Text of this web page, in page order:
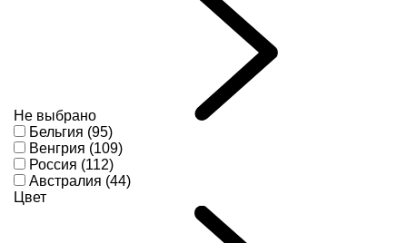
Не выбрано
Бельгия (95)
Венгрия (109)
Россия (112)
Австралия (44)
Цвет